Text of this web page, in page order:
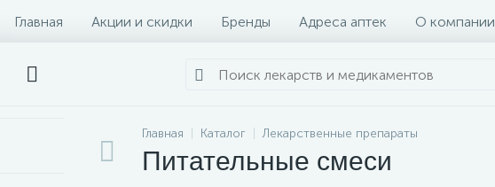
Главная Акции и скидки Бренды Адреса аптек О компании
Главная Каталог Лекарственные препараты
Питательные смеси